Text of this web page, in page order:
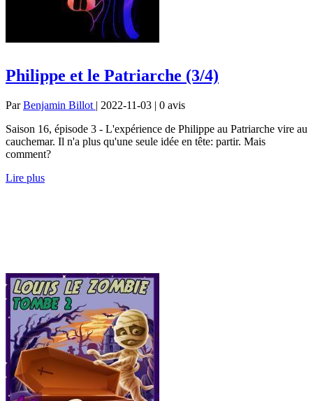
Philippe et le Patriarche (3/4)
ParBenjamin Billot | 2022-11-03 | 0 avis
Saison 16, épisode 3 - L'expérience de Philippe au Patriarche vire au
cauchemar. Il n'a plus qu'une seule idée en tête: partir. Mais
comment?
Lire plus